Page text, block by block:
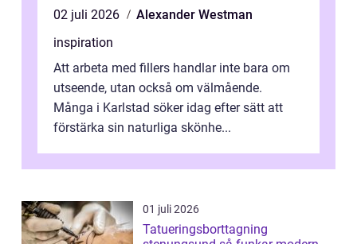
02 juli 2026
Alexander Westman
inspiration
Att arbeta med fillers handlar inte bara om
utseende, utan också om välmående.
Många i Karlstad söker idag efter sätt att
förstärka sin naturliga skönhe...
01 juli 2026
Tatueringsborttagning